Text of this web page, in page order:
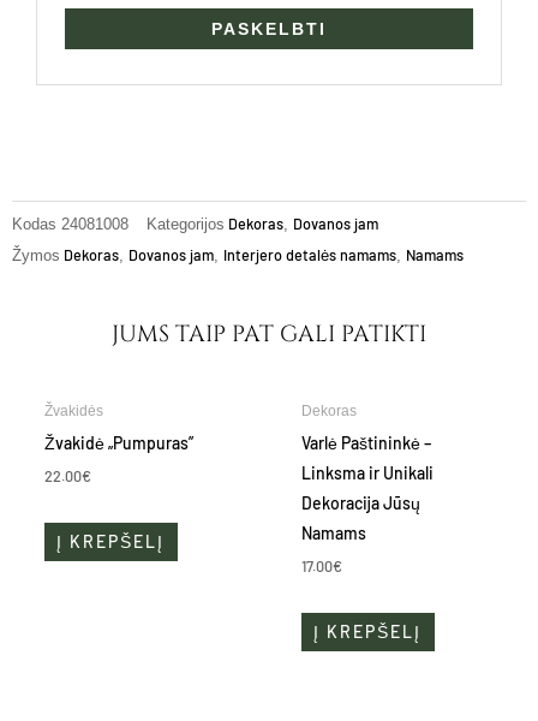
Kodas 24081008 Kategorijos Dekoras, Dovanos jam
Žymos Dekoras, Dovanos jam, Interjero detalės namams, Namams
JUMS TAIP PAT GALI PATIKTI
Žvakidės
Žvakidė „Pumpuras”
22.00€
Į KREPŠELĮ
Dekoras
Varlė Paštininkė –
Linksma ir Unikali
Dekoracija Jūsų
Namams
17.00€
Į KREPŠELĮ